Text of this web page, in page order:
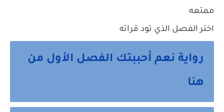
ممتعه
اختر الفصل الذي تود قراته
رواية نعم أحببتك الفصل الأول من
هنا